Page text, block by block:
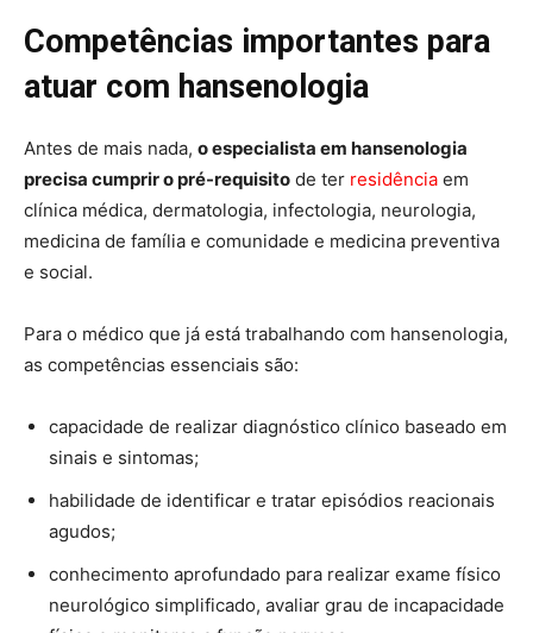
Competências importantes para
atuar com hansenologia
Antes de mais nada, o especialista em hansenologia
precisa cumprir o pré-requisito de ter residência em
clínica médica, dermatologia, infectologia, neurologia,
medicina de família e comunidade e medicina preventiva
e social.
Para o médico que já está trabalhando com hansenologia,
as competências essenciais são:
capacidade de realizar diagnóstico clínico baseado em
sinais e sintomas;
habilidade de identificar e tratar episódios reacionais
agudos;
conhecimento aprofundado para realizar exame físico
neurológico simplificado, avaliar grau de incapacidade